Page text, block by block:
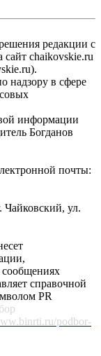
редакции с
сайт chaikovskie.ru
надзору в сфере
информации
Богданов
почты:
Чайковский, ул.
справочной
PR
podbor-